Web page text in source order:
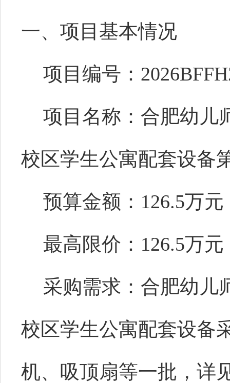
一、项目基本情况
项目编号：
项目名称：合肥幼儿
校区学生公寓配套设备
预算金额：126.5万元
最高限价：126.5万元
采购需求：合肥幼儿
校区学生公寓配套设备
机、吸顶扇等一批，详